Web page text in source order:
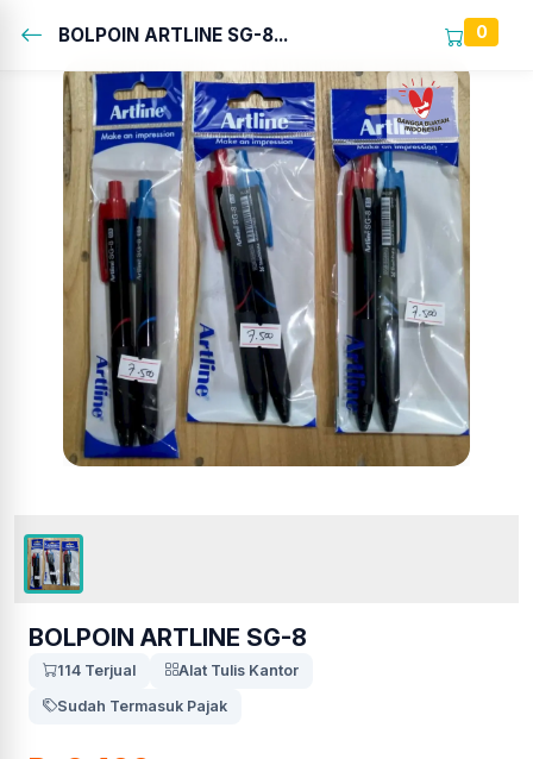
BOLPOIN ARTLINE SG-8... 0
BOLPOIN ARTLINE SG-8
114 Terjual
Alat Tulis Kantor
Sudah Termasuk Pajak